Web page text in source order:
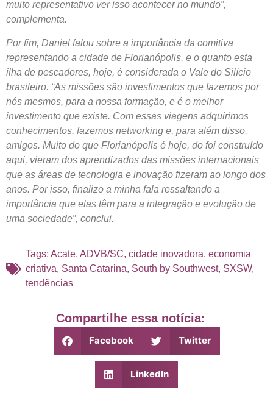
muito representativo ver isso acontecer no mundo”,
complementa.
Por fim, Daniel falou sobre a importância da comitiva
representando a cidade de Florianópolis, e o quanto esta
ilha de pescadores, hoje, é considerada o Vale do Silício
brasileiro. “As missões são investimentos que fazemos por
nós mesmos, para a nossa formação, e é o melhor
investimento que existe. Com essas viagens adquirimos
conhecimentos, fazemos networking e, para além disso,
amigos. Muito do que Florianópolis é hoje, do foi construído
aqui, vieram dos aprendizados das missões internacionais
que as áreas de tecnologia e inovação fizeram ao longo dos
anos. Por isso, finalizo a minha fala ressaltando a
importância que elas têm para a integração e evolução de
uma sociedade”, conclui.
Tags: Acate, ADVB/SC, cidade inovadora, economia
criativa, Santa Catarina, South by Southwest, SXSW,
tendências
Compartilhe essa notícia:
Facebook Twitter
LinkedIn